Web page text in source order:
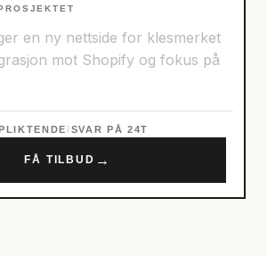
/SVAR PÅ 24T
FÅ TILBUD →